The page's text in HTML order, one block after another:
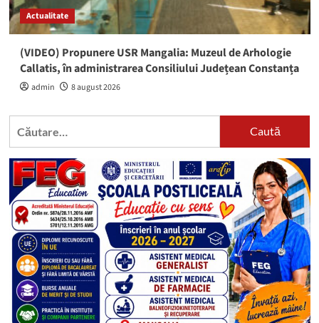
Actualitate
(VIDEO) Propunere USR Mangalia: Muzeul de Arhologie
Callatis, în administrarea Consiliului Județean Constanța
admin 8 august 2026
Caută